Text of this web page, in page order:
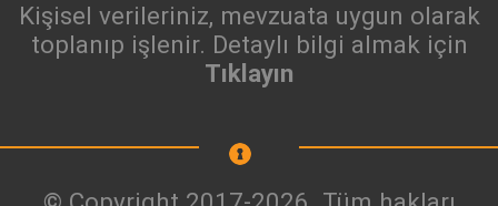
Kişisel verileriniz, mevzuata uygun olarak
toplanıp işlenir. Detaylı bilgi almak için
Tıklayın